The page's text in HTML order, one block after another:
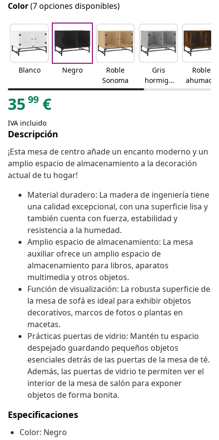
Color(7 opciones disponibles)
Blanco Negro
Roble
Sonoma
Gris
hormigó
n
Roble
ahumado
35 99 €
IVA incluido
Descripción
¡Esta mesa de centro añade un encanto moderno y un
amplio espacio de almacenamiento a la decoración
actual de tu hogar!
Material duradero: La madera de ingeniería tiene
una calidad excepcional, con una superficie lisa y
también cuenta con fuerza, estabilidad y
resistencia a la humedad.
Amplio espacio de almacenamiento: La mesa
auxiliar ofrece un amplio espacio de
almacenamiento para libros, aparatos
multimedia y otros objetos.
Función de visualización: La robusta superficie de
la mesa de sofá es ideal para exhibir objetos
decorativos, marcos de fotos o plantas en
macetas.
Prácticas puertas de vidrio: Mantén tu espacio
despejado guardando pequeños objetos
esenciales detrás de las puertas de la mesa de té.
Además, las puertas de vidrio te permiten ver el
interior de la mesa de salón para exponer
objetos de forma bonita.
Especificaciones
Color: Negro